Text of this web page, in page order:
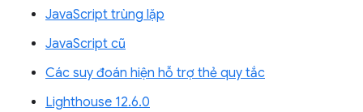
JavaScript trùng lặp
JavaScript cũ
Các suy đoán hiện hỗ trợ thẻ quy tắc
Lighthouse 12.6.0